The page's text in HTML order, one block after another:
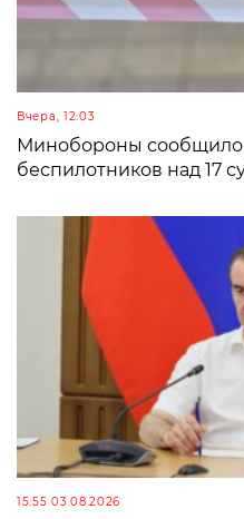
Вчера, 12:03
Минобороны сообщило
беспилотников над 17
15:55 03.08.2026